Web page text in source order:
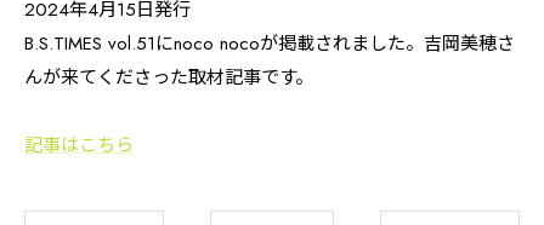
2024年4月15日発行
B.S.TIMES vol.51にnoco nocoが掲載されました。吉岡美穂さ
んが来てくださった取材記事です。
記事はこちら